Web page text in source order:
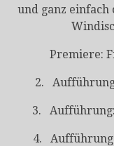
und ganz
Premiere:
2.
3. Aufführung:
4. Aufführung: